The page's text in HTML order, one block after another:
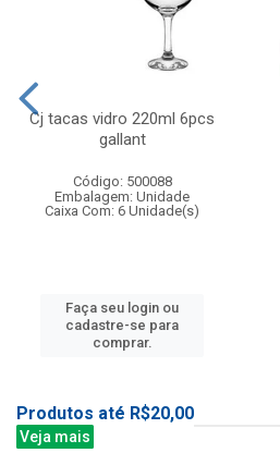
Cj tacas vidro 220ml 6pcs
gallant
Código: 500088
Embalagem: Unidade
Caixa Com: 6 Unidade(s)
Faça seu login ou
cadastre-se para
comprar.
Produtos até R$20,00
Veja mais